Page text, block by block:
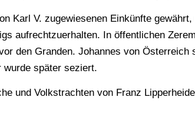
Karl V. zugewiesenen Einkünfte
aufrechtzuerhalten. In öffentlichen
den Granden. Johannes von Österreich
wurde später seziert.
und Volkstrachten von Franz